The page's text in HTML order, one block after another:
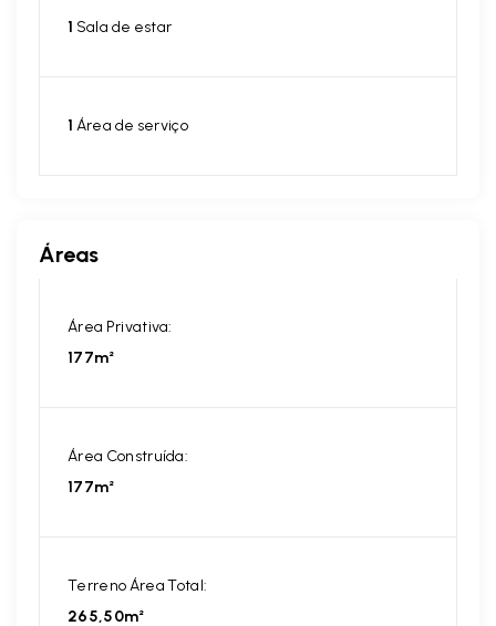
1 Sala de estar
1 Área de serviço
Áreas
Área Privativa:
177m²
Área Construída:
177m²
Terreno Área Total:
265,50m²